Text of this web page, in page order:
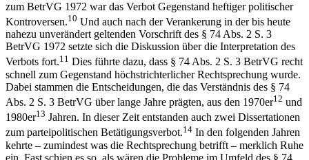
über dessen Auslegung. 9Während des Gesetzgebungsverfahrens
zum BetrVG 1972 war das Verbot Gegenstand heftiger politischer
Kontroversen.10Und auch nach der Verankerung in der bis heute
nahezu unverändert geltenden Vorschrift des § 74 Abs. 2 S. 3
BetrVG 1972 setzte sich die Diskussion über die Interpretation des
Verbots fort. 11 Dies führte dazu, dass § 74 Abs. 2 S. 3 BetrVG recht
schnell zum Gegenstand höchstrichterlicher Rechtsprechung wurde.
Dabei stammen die Entscheidungen, die das Verständnis des § 74
Abs. 2 S. 3 BetrVG über lange Jahre prägten, aus den 1970er
und
1980er
Jahren. In dieser Zeit entstanden auch zwei Dissertationen
zum parteipolitischen Betätigungsverbot.14In den folgenden Jahren
kehrte – zumindest was die Rechtsprechung betrifft – merklich Ruhe